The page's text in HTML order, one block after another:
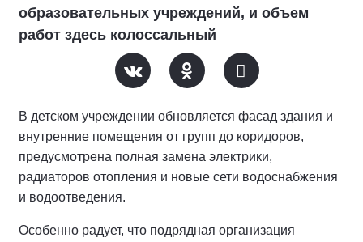
образовательных учреждений, и объем
работ здесь колоссальный
В детском учреждении обновляется фасад здания и
внутренние помещения от групп до коридоров,
предусмотрена полная замена электрики,
радиаторов отопления и новые сети водоснабжения
и водоотведения.
Особенно радует, что подрядная организация